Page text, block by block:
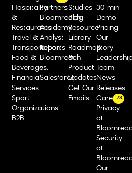
Hospitality
&
Restaurants
Travel &
Transportation
Food &
Beverage
Financial
Services
Sport
Organizations
B2B
Partners
Bloomreach
Academy
Analyst
Reports
Bloomreach
vs.
Salesforce
Studies
Blog
Resource
Library
Roadmap
&
Product
Updates
Get Our
Emails
30-min
Demo
Pricing
Our
Story
Team
News
Releases
Careers
73
Privacy
at
Security
at
Our